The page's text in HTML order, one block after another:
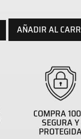
AÑADIR AL
COMPRA
SEGURA Y